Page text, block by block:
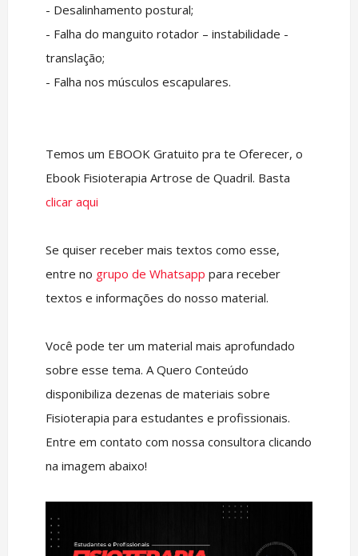
- Desalinhamento postural;
- Falha do manguito rotador – instabilidade -
translação;
- Falha nos músculos escapulares.
Temos um EBOOK Gratuito pra te Oferecer, o
Ebook Fisioterapia Artrose de Quadril. Basta
clicar aqui
Se quiser receber mais textos como esse,
entre no grupo de Whatsapp para receber
textos e informações do nosso material.
Você pode ter um material mais aprofundado
sobre esse tema. A Quero Conteúdo
disponibiliza dezenas de materiais sobre
Fisioterapia para estudantes e profissionais.
Entre em contato com nossa consultora clicando
na imagem abaixo!